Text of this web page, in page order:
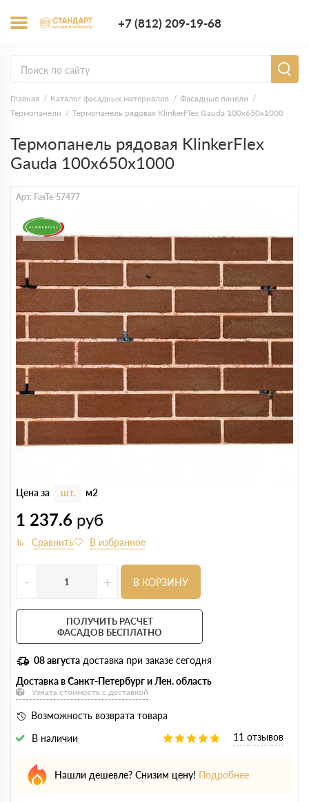
+7 (812) 209-19-68
Главная Каталог фасадных материалов
Фасадные панели
Термопанели
Термопанель рядовая KlinkerFlex Gauda 100х650х1000
Термопанель рядовая KlinkerFlex
Gauda 100х650х1000
Арт. FasTe-57477
Цена за шт. м2
1 237.6 руб
- + В КОРЗИНУ
ПОЛУЧИТЬ РАСЧЕТ
ФАСАДОВ БЕСПЛАТНО
08 августа доставка при заказе сегодня
Доставка в Санкт-Петербург и Лен. область
Узнать стоимость с доставкой
Возможность возврата товара
В наличии
11 отзывов
Нашли дешевле? Снизим цену! Подробнее